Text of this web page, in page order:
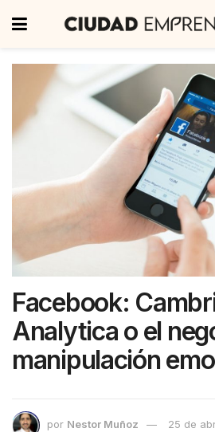
Facebook:
Analytica o el
manipulación
por Nestor Muñoz 25 de